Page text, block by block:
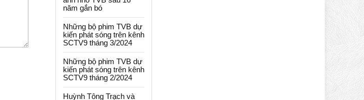
năm gắn bó
Những bộ phim TVB dự
kiến phát sóng trên kênh
SCTV9 tháng 3/2024
Những bộ phim TVB dự
kiến phát sóng trên kênh
SCTV9 tháng 2/2024
Huỳnh Tông Trạch và